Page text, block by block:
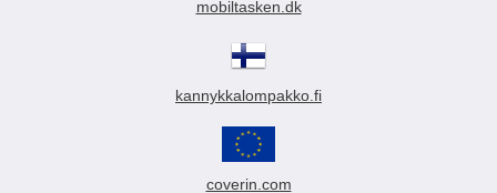
mobiltasken.dk
kannykkalompakko.fi
coverin.com